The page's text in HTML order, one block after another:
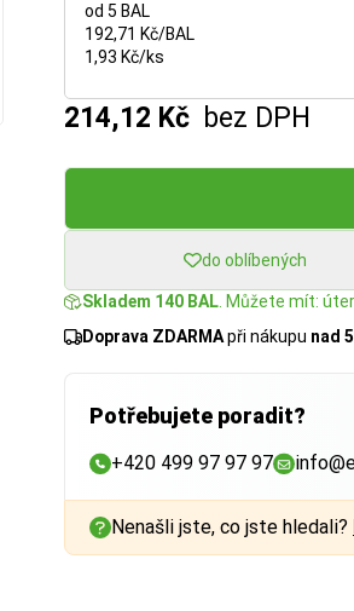
od 5 BAL
192,71 Kč/BAL
1,93 Kč/ks
214,12 Kč bez DPH
do oblíbených
Skladem 140 BAL . Můžete mít:
Doprava ZDARMApři nákupu nad
Potřebujete poradit?
+420 499 97 97 97
Nenašli jste, co jste hledali?